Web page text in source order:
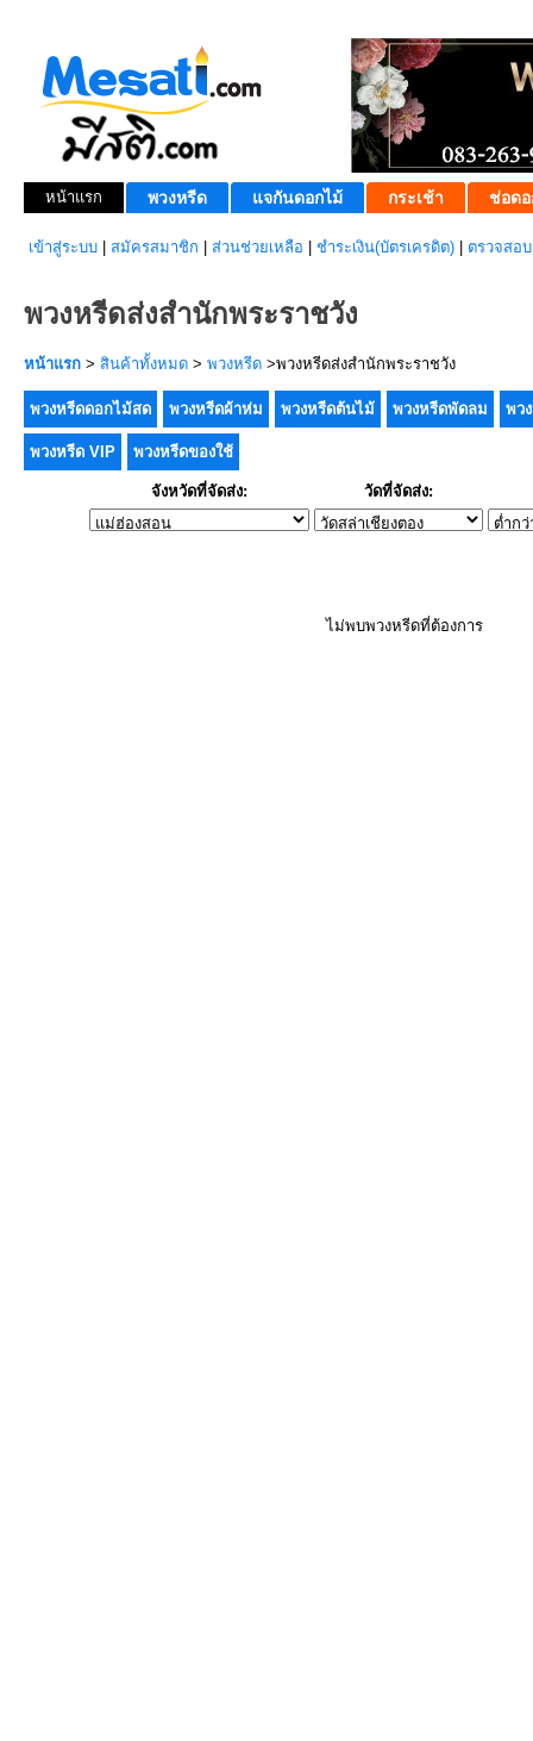
หน้าแรก พวงหรีด แจกันดอกไม้ กระเช้า ช่อดอ
เข้าสู่ระบบ สมัครสมาชิก ส่วนช่วยเหลือ ชำระเงิน(บัตรเครดิต) ตรวจสอ
พวงหรีดส่งสำนักพระราชวัง
หน้าแรก > สินค้าทั้งหมด > พวงหรีด >พวงหรีดส่งสำนักพระราชวัง
พวงหรีดดอกไม้สด พวงหรีดผ้าห่ม พวงหรีดต้นไม้ พวงหรีดพัดลม พว
พวงหรีด VIP พวงหรีดของใช้
จังหวัดที่จัดส่ง: วัดที่จัดส่ง:
ไม่พบพวงหรีดที่ต้องการ